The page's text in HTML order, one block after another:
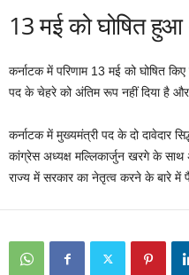
13 मई को घोषित हुआ
कर्नाटक में परिणाम 13 मई को घोषित
पद के चेहरे को अंतिम रूप नहीं दिया है और
कर्नाटक में मुख्यमंत्री पद के दो दावेदार
कांग्रेस अध्यक्ष मल्लिकार्जुन खरगे के साथ
राज्य में सरकार का नेतृत्व करने के बारे में